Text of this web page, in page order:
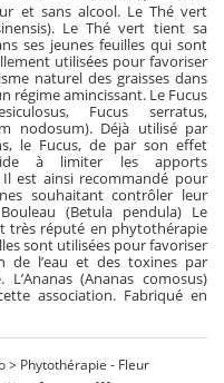
et sans alcool. Le Thé vert
Le Thé vert tient sa
ses jeunes feuilles qui sont
utilisées pour favoriser
naturel des graisses dans
régime amincissant. Le Fucus
Fucus serratus,
nodosum). Déjà utilisé par
le Fucus, de par son effet
à limiter les apports
Il est ainsi recommandé pour
souhaitant contrôler leur
(Betula pendula) Le
très réputé en phytothérapie
sont utilisées pour favoriser
de l’eau et des toxines par
L’Ananas (Ananas comosus)
association. Fabriqué en
> Phytothérapie - Fleur